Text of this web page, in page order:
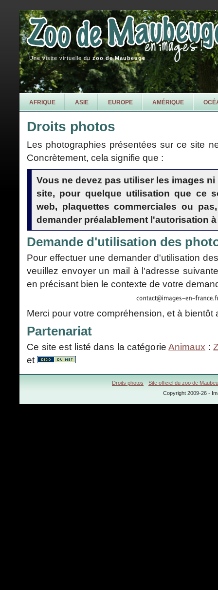
Une visite virtuelle du zoo de Maubeuge
AFRIQUE ASIE EUROPE AMÉRIQUE
Droits photos
Les photographies présentées sur ce site
Concrètement, cela signifie que :
Vous ne devez pas utiliser les images
site, pour quelque utilisation que ce
web, plaquettes commerciales ou
demander préalablement l'autorisation
Demande d'utilisation des
Pour effectuer une demander d'utilisation
veuillez envoyer un mail à l'adresse
en précisant bien le contexte de votre
Merci pour votre compréhension, et à bientôt
Partenariat
Ce site est listé dans la catégorieAnimaux :
et
Droits photos - Site officiel du zoo de
Copyright 2009-26 -